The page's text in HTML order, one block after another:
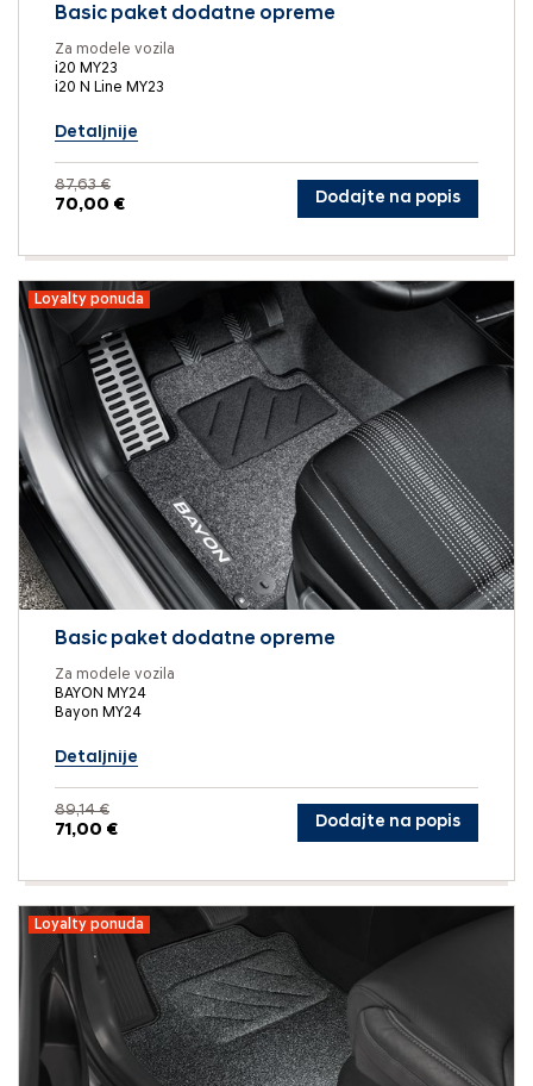
Basic paket dodatne opreme
Za modele vozila
i20 MY23
i20 N Line MY23
Detaljnije
87,63 €
70,00 € Dodajte na popis
Loyalty ponuda
Basic paket dodatne opreme
Za modele vozila
BAYON MY24
Bayon MY24
Detaljnije
89,14 €
71,00 € Dodajte na popis
Loyalty ponuda